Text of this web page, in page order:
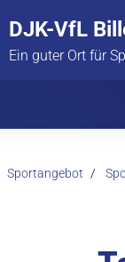
DJK-VfL
Ein guter Ort für
Sportangebot